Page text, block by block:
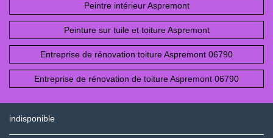
Peintre intérieur Aspremont
Peinture sur tuile et toiture Aspremont
Entreprise de rénovation toiture Aspremont 06790
Entreprise de rénovation de toiture Aspremont 06790
indisponible